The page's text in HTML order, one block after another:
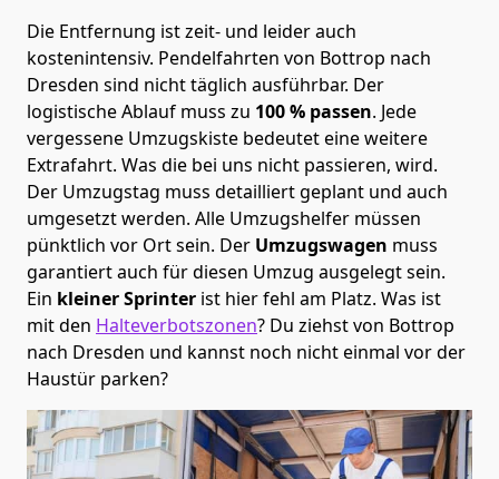
Die Entfernung ist zeit- und leider auch
kostenintensiv. Pendelfahrten von Bottrop nach
Dresden sind nicht täglich ausführbar. Der
logistische Ablauf muss zu 100 % passen. Jede
vergessene Umzugskiste bedeutet eine weitere
Extrafahrt. Was die bei uns nicht passieren, wird.
Der Umzugstag muss detailliert geplant und auch
umgesetzt werden. Alle Umzugshelfer müssen
pünktlich vor Ort sein. Der Umzugswagen muss
garantiert auch für diesen Umzug ausgelegt sein.
Ein kleiner Sprinter ist hier fehl am Platz. Was ist
mit den Halteverbotszonen? Du ziehst von Bottrop
nach Dresden und kannst noch nicht einmal vor der
Haustür parken?